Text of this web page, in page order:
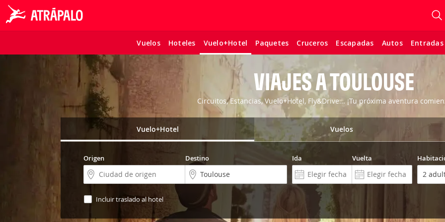
Vuelos Hoteles Vuelo+Hotel Paquetes Cruceros Escapadas Autos Entradas
VIAJES A TOULOUSE
Circuitos, Estancias, Vuelo+Hotel, Fly&Drive... ¡Tu próxima aventura
Vuelo+Hotel Vuelos
Origen Destino Ida Vuelta
Incluir traslado al hotel